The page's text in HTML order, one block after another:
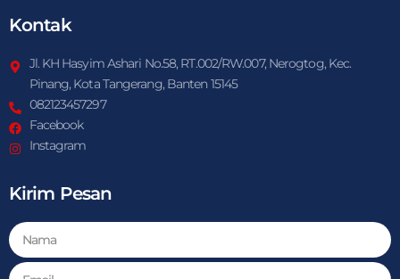
Kontak
Jl. KH Hasyim Ashari No.58, RT.002/RW.007, Nerogtog, Kec.
Pinang, Kota Tangerang, Banten 15145
082123457297
Facebook
Instagram
Kirim Pesan